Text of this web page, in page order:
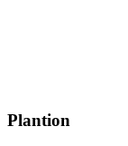
Plantion